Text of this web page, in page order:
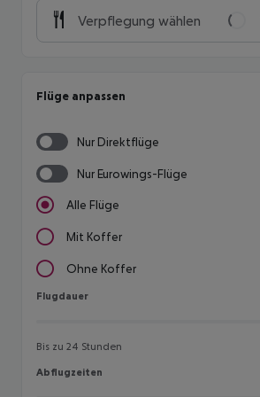
Verpflegung wählen
Flüge anpassen
Nur Direktflüge
Nur Eurowings-Flüge
Alle Flüge
Mit Koffer
Ohne Koffer
Flugdauer
Flugdauer
Bis zu 24 Stunden
Abflugzeiten
Abflugzeiten